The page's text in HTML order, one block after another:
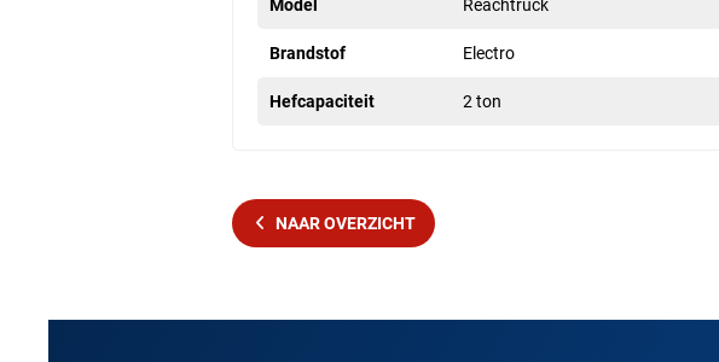
Model Reachtruck
Brandstof Electro
Hefcapaciteit 2 ton
NAAR OVERZICHT